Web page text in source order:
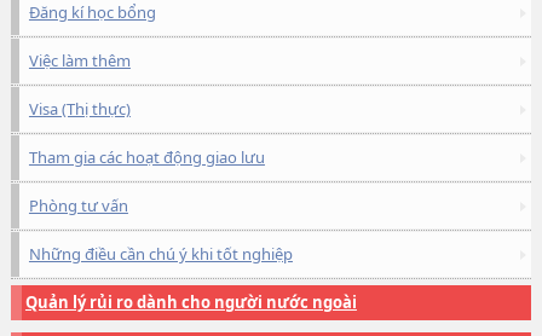
Đăng kí học bổng
Việc làm thêm
Visa (Thị thực)
Tham gia các hoạt động giao lưu
Phòng tư vấn
Những điều cần chú ý khi tốt nghiệp
Quản lý rủi ro dành cho người nước ngoài